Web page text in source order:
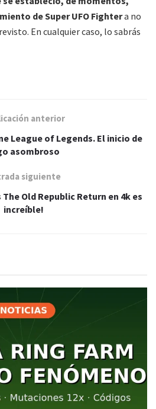
de Super UFO Fightera no
En cualquier caso, lo sabrás
anterior
League of Legends. El inicio de
asombroso
siguiente
Old Republic Return en 4k es
increíble!